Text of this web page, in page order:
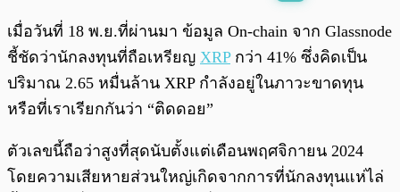
พร้อมเล่น
เมื่อวันที่ 18 พ.ย.ที่ผ่านมา ข้อมูล On-chain จาก Glassnode
ชี้ชัดว่านักลงทุนที่ถือเหรียญ XRPกว่า 41% ซึ่งคิดเป็น
ปริมาณ 2.65 หมื่นล้าน XRP กำลังอยู่ในภาวะขาดทุน
หรือที่เราเรียกกันว่า “ติดดอย”
ตัวเลขนี้ถือว่าสูงที่สุดนับตั้งแต่เดือนพฤศจิกายน 2024
โดยความเสียหายส่วนใหญ่เกิดจากการที่นักลงทุนแห่ไล่